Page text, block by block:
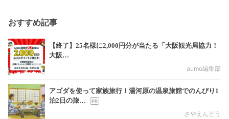
おすすめ記事
【終了】25名様に2,000円分が当たる「大阪観光局協力！
大阪…
aumo編集部
アゴダを使って家族旅行！湯河原の温泉旅館でのんびり1
泊2日の旅…
さやえんどう